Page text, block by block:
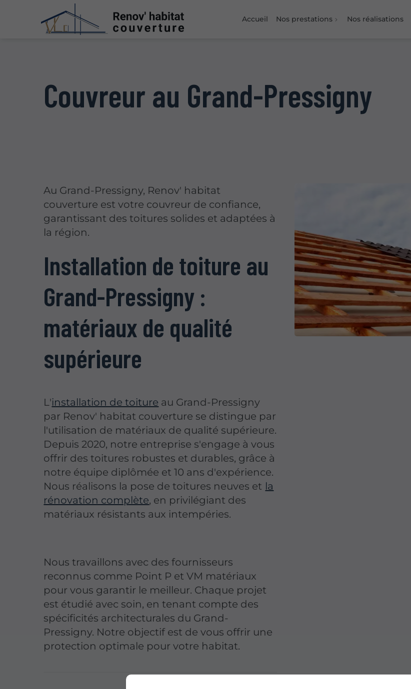
Accueil Nos prestations Nos réalisations
Couvreur au Grand-Pressigny
Au Grand-Pressigny, Renov' habitat
couverture est votre couvreur de confiance,
garantissant des toitures solides et adaptées à
la région.
Installation de toiture au
Grand-Pressigny :
matériaux de qualité
supérieure
L'installation de toiture au Grand-Pressigny
par Renov' habitat couverture se distingue par
l'utilisation de matériaux de qualité supérieure.
Depuis 2020, notre entreprise s'engage à vous
offrir des toitures robustes et durables, grâce à
notre équipe diplômée et 10 ans d'expérience.
Nous réalisons la pose de toitures neuves et la
rénovation complète, en privilégiant des
matériaux résistants aux intempéries.
Nous travaillons avec des fournisseurs
reconnus comme Point P et VM matériaux
pour vous garantir le meilleur. Chaque projet
est étudié avec soin, en tenant compte des
spécificités architecturales du Grand-
Pressigny. Notre objectif est de vous offrir une
protection optimale pour votre habitat.